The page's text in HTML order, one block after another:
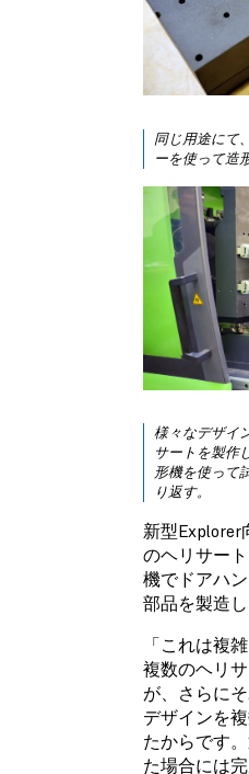
同じ用途にて
ーを使って造
様々なデザイ
サートを製作
形機を使って
り返す。
新型Explorer
のヘリサー
機でドアハ
部品を製造し
「これは複
複数のヘリ
が、さらに
デザインを
たからです
た場合には